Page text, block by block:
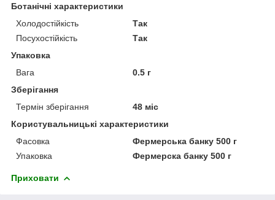
Ботанічні характеристики
Холодостійкість
Так
Посухостійкість
Так
Упаковка
Вага
0.5 г
Зберігання
Термін зберігання
48 міс
Користувальницькі характеристики
Фасовка
Фермерська банку 500 г
Упаковка
Фермерска банку 500 г
Приховати